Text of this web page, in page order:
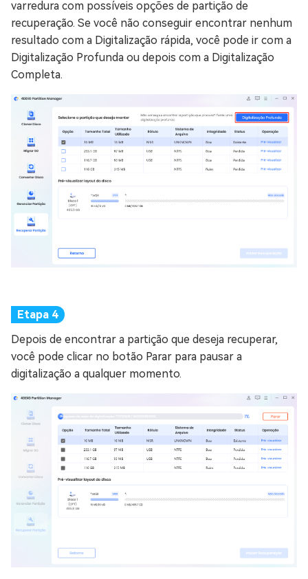
varredura com possíveis opções de partição de
recuperação. Se você não conseguir encontrar nenhum
resultado com a Digitalização rápida, você pode ir com a
Digitalização Profunda ou depois com a Digitalização
Completa.
Depois de encontrar a partição que deseja recuperar,
você pode clicar no botão Parar para pausar a
digitalização a qualquer momento.